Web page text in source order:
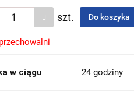
szt. Do koszyka
w ciągu 24 godziny